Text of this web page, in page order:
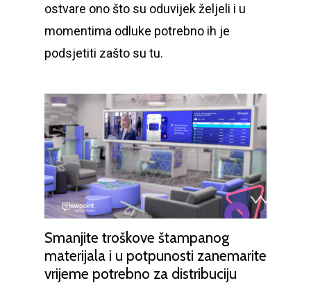
ostvare ono što su oduvijek željeli i u
momentima odluke potrebno ih je
podsjetiti zašto su tu.
Smanjite troškove štampanog
materijala i u potpunosti zanemarite
vrijeme potrebno za distribuciju